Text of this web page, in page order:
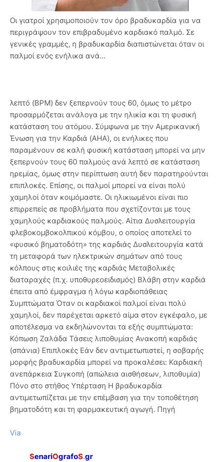
Οι γιατροί χρησιμοποιούν τον όρο βραδυκαρδία για να
περιγράψουν τον επιβραδυμένο καρδιακό παλμό. Σε
γενικές γραμμές, η βραδυκαρδία διαπιστώνεται όταν οι
παλμοί ενός ενήλικα ανά...
λεπτό (BPM) δεν ξεπερνούν τους 60, όμως το μέτρο
προσαρμόζεται ανάλογα με την ηλικία και τη φυσική
κατάσταση του ατόμου. Σύμφωνα με την Αμερικανική
Ένωση για την Καρδιά (ΑΗΑ), οι ενήλικες που
παραμένουν σε καλή φυσική κατάσταση μπορεί να μην
ξεπερνούν τους 60 παλμούς ανά λεπτό σε κατάσταση
ηρεμίας, όμως στην περίπτωση αυτή δεν παρατηρούνται
επιπλοκές. Επίσης, οι παλμοί μπορεί να είναι πολύ
χαμηλοί όταν κοιμόμαστε. Οι ηλικιωμένοι είναι πιο
επιρρεπείς σε προβλήματα που σχετίζονται με τους
χαμηλούς καρδιακούς παλμούς. Αίτια Δυσλειτουργία
φλεβοκομβοκολπικού κόμβου, ο οποίος αποτελεί το
«φυσικό βηματοδότη» της καρδιάς Δυσλειτουργία κατά
τη μεταφορά των ηλεκτρικών σημάτων από τους
κόλπους στις κοιλιές της καρδιάς Μεταβολικές
διαταραχές (π.χ. υποθυρεοειδισμός) Βλάβη στην καρδιά
έπειτα από έμφραγμα ή λόγω καρδιοπάθειας
Συμπτώματα Όταν οι καρδιακοί παλμοί είναι πολύ
χαμηλοί, δεν παρέχεται αρκετό αίμα στον εγκέφαλο, με
αποτέλεσμα να εκδηλώνονται τα εξής συμπτώματα:
Κόπωση Ζαλάδα Τάσεις λιποθυμίας Ανακοπή καρδιάς
(σπάνια) Επιπλοκές Εάν δεν αντιμετωπιστεί, η σοβαρής
μορφής βραδυκαρδία μπορεί να προκαλέσει: Καρδιακή
ανεπάρκεια Συγκοπή (απώλεια αισθήσεων, λιποθυμία)
Πόνο στο στήθος Υπέρταση Η βραδυκαρδία
αντιμετωπίζεται με την επέμβαση για την τοποθέτηση
βηματοδότη και τη φαρμακευτική αγωγή. Πηγή
Via
SenariOgrafoS.gr